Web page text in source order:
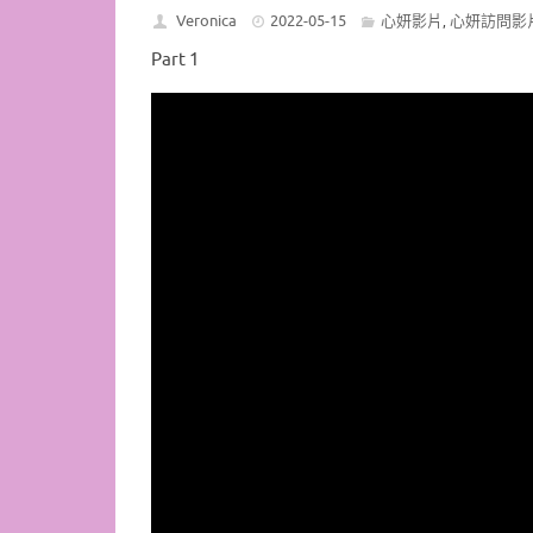
Veronica 2022-05-15 心妍影片 , 心妍訪問影
Part 1